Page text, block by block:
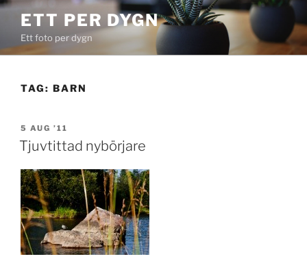
Skip
content
ETT PER DYGN
Ett foto per dygn
TAG: BARN
POSTED
ON
5 AUG ’11
Tjuvtittad nybörjare